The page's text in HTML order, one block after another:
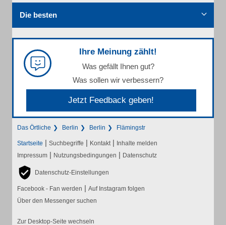
Die besten
Ihre Meinung zählt!
Was gefällt Ihnen gut?
Was sollen wir verbessern?
Jetzt Feedback geben!
Das Örtliche Berlin Berlin Flämingstr
Startseite | Suchbegriffe | Kontakt | Inhalte melden
Impressum | Nutzungsbedingungen | Datenschutz
Datenschutz-Einstellungen
Facebook - Fan werden | Auf Instagram folgen
Über den Messenger suchen
Zur Desktop-Seite wechseln